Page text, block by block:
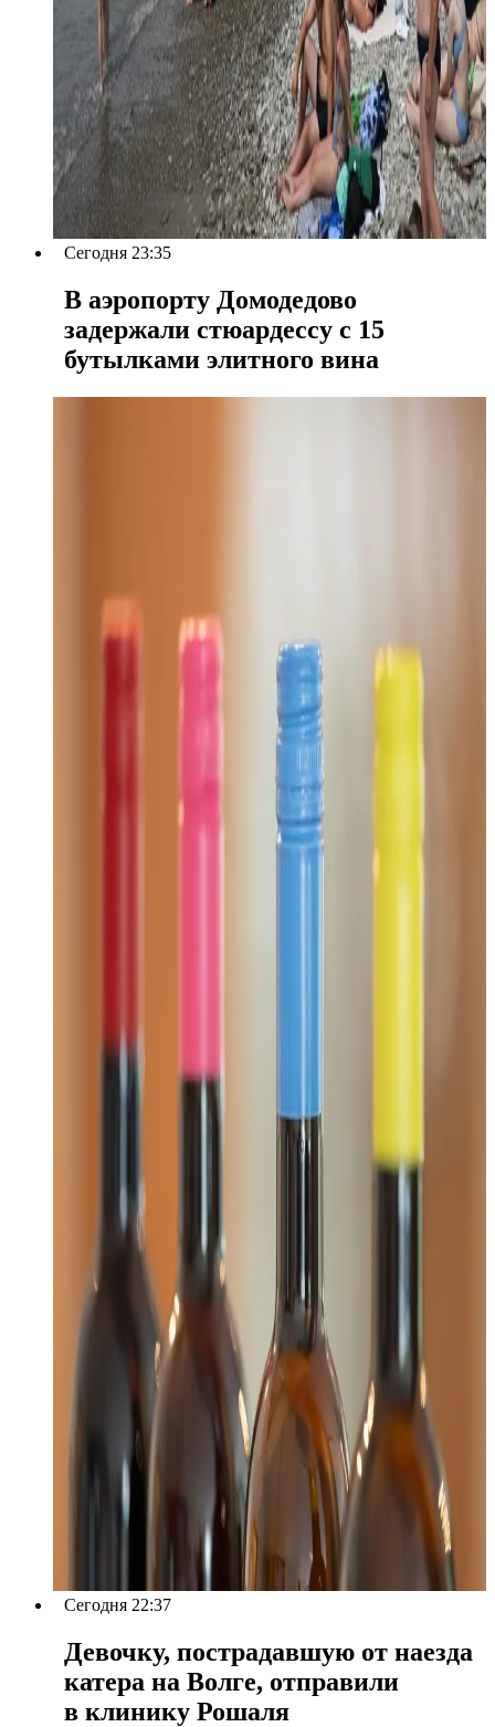
Сегодня 23:35
В аэропорту Домодедово
задержали стюардессу с 15
бутылками элитного вина
Сегодня 22:37
Девочку, пострадавшую от наезда
катера на Волге, отправили
в клинику Рошаля